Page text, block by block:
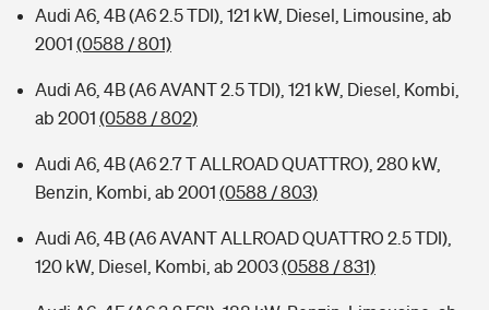
Audi A6, 4B (A6 2.5 TDI), 121 kW, Diesel, Limousine, ab
2001 (0588 / 801)
Audi A6, 4B (A6 AVANT 2.5 TDI), 121 kW, Diesel, Kombi,
ab 2001 (0588 / 802)
Audi A6, 4B (A6 2.7 T ALLROAD QUATTRO), 280 kW,
Benzin, Kombi, ab 2001 (0588 / 803)
Audi A6, 4B (A6 AVANT ALLROAD QUATTRO 2.5 TDI),
120 kW, Diesel, Kombi, ab 2003(0588 / 831)